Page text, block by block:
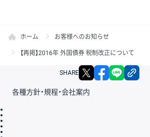
ホーム お客様へのお知らせ
【再掲】2016年 外国債券 税制改正について
SHARE X facebook
各種方針・規程・会社案内